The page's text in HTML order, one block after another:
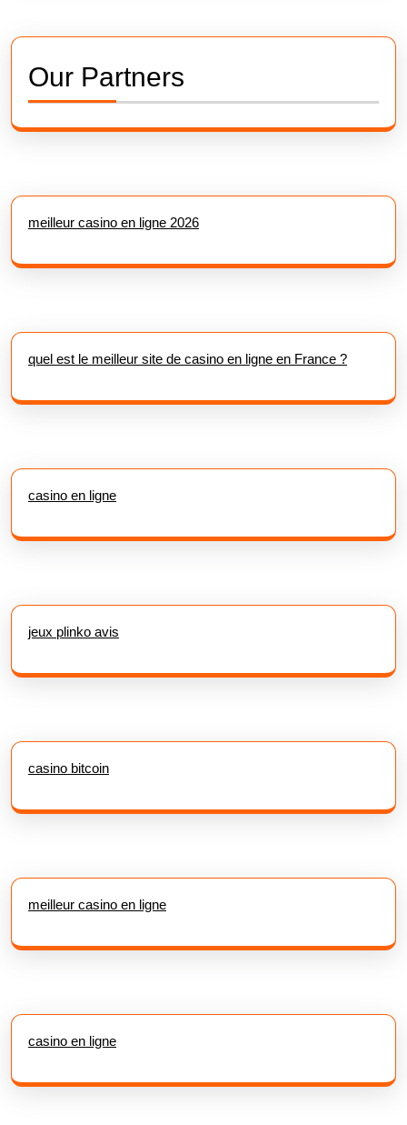
Our Partners
meilleur casino en ligne 2026
quel est le meilleur site de casino en ligne en France ?
casino en ligne
jeux plinko avis
casino bitcoin
meilleur casino en ligne
casino en ligne